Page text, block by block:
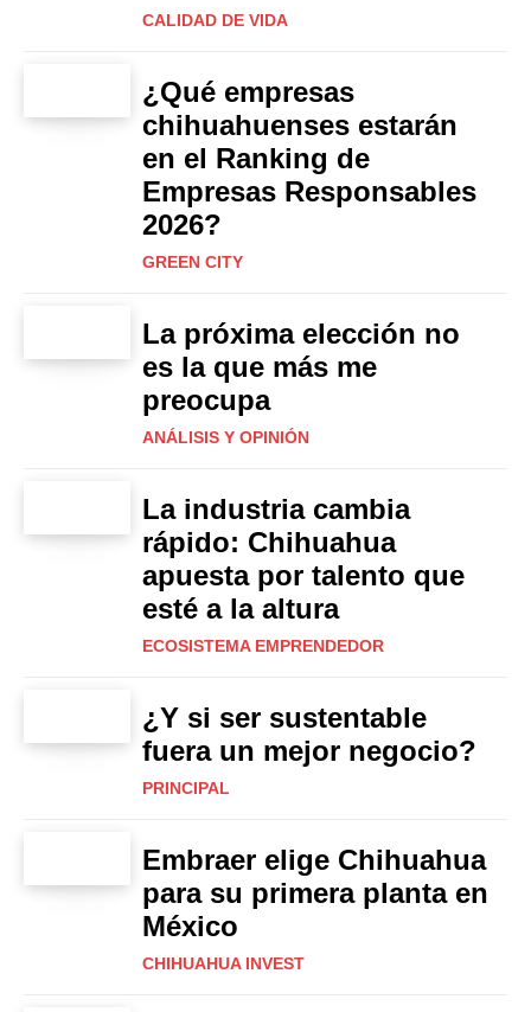
CALIDAD DE VIDA
¿Qué empresas
chihuahuenses estarán
en el Ranking de
Empresas Responsables
2026?
GREEN CITY
La próxima elección no
es la que más me
preocupa
ANÁLISIS Y OPINIÓN
La industria cambia
rápido: Chihuahua
apuesta por talento que
esté a la altura
ECOSISTEMA EMPRENDEDOR
¿Y si ser sustentable
fuera un mejor negocio?
PRINCIPAL
Embraer elige Chihuahua
para su primera planta en
México
CHIHUAHUA INVEST